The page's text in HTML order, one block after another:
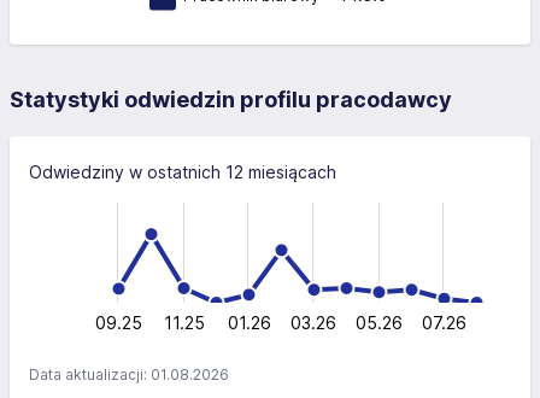
Statystyki odwiedzin profilu pracodawcy
Odwiedziny w ostatnich 12 miesiącach
L
09.25 11.25 01.26 03.26 05.26 07.26
Data aktualizacji: 01.08.2026